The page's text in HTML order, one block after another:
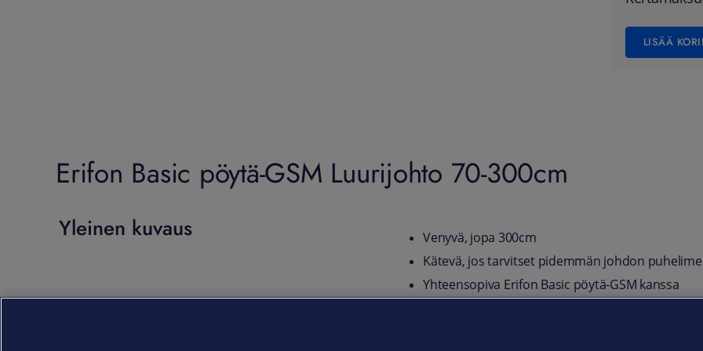
LISÄÄ
Erifon Basic pöytä-GSM Luurijohto 70-300cm
Yleinen kuvaus
Venyvä, jopa 300cm
Kätevä, jos tarvitset pidemmän johdon
Yhteensopiva Erifon Basic pöytä-GSM kanssa